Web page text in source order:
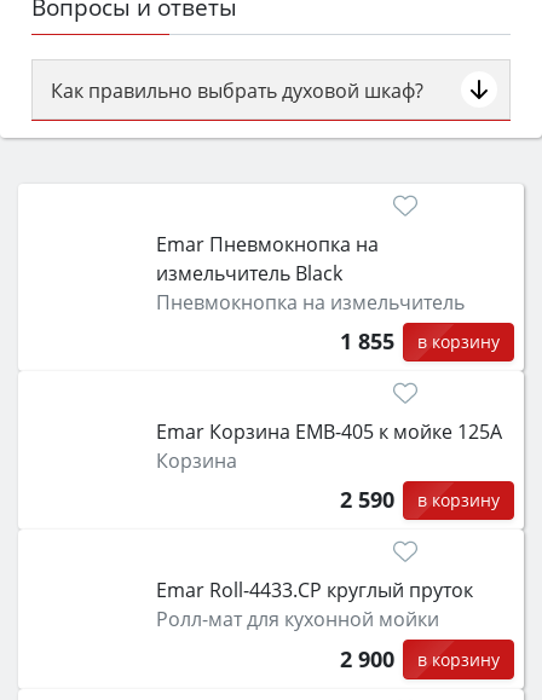
Как правильно выбрать духовой шкаф?
Сначала определитесь с типом (газовый или
затем смотрите на объём 50–70 л для семьи,
функции (конвекция, гриль, самоочистка,
защита от детей).
Emar Пневмокнопка на
измельчитель Black
Пневмокнопка на измельчитель
1 855 в корзину
Emar Корзина EMB-405 к мойке 125А
Корзина
2 590 в корзину
Emar Roll-4433.CP круглый пруток
Ролл-мат для кухонной мойки
2 900 в корзину